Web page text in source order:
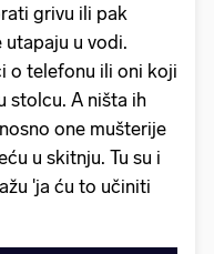
grivu ili pak
utapaju u vodi.
o telefonu ili oni koji
stolcu. A ništa ih
one mušterije
u skitnju. Tu su i
'ja ću to učiniti